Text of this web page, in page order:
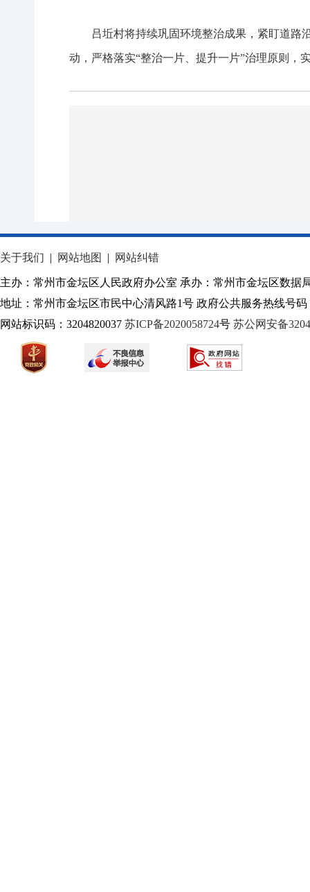
吕坵村将持续巩固环境整治成果，紧盯道路
动，严格落实“整治一片、提升一片”治理原则，
关于我们 | 网站地图 | 网站纠错
主办：常州市金坛区人民政府办公室 承办：常州市金坛区数据
地址：常州市金坛区市民中心清风路1号 政府公共服务热线号码
网站标识码：3204820037 苏ICP备2020058724号 苏公网安备